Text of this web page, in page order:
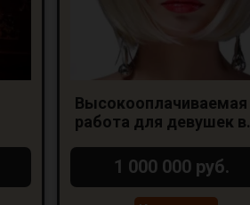
Высокооплачиваемая
работа для девушек в
1 000 000 руб.